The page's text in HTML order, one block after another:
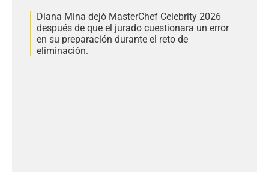
Diana Mina dejó MasterChef Celebrity 2026
después de que el jurado cuestionara un error
en su preparación durante el reto de
eliminación.